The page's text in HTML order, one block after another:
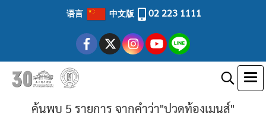
语言 中文版 02 223 1111
ค้นพบ 5 รายการ จากคำว่า"ปวดท้องเมนส์"